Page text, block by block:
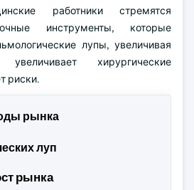
работники стремятся
инструменты, которые
лупы, увеличивая
хирургические
риски.
рынка
луп
рынка